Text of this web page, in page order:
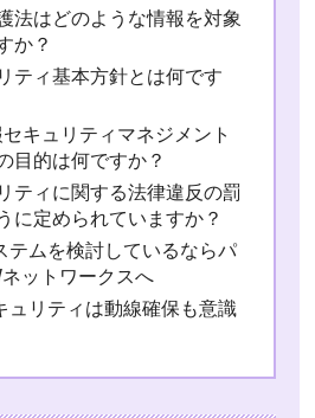
法はどのような情報を対象
か？
ティ基本方針とは何です
キュリティマネジメント
目的は何ですか？
ティに関する法律違反の罰
に定められていますか？
テムを検討しているならパ
ットワークスへ
ュリティは動線確保も意識